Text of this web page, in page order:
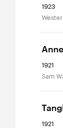
1923
1921
Sam
1921